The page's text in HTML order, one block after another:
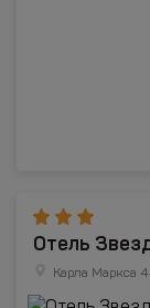
Отель
Карла Маркса